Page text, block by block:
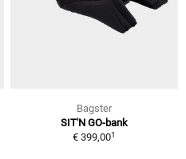
Bagster
SIT'N GO-bank
€ 399,001